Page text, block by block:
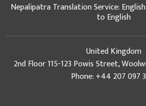
Nepalipatra Translation Service:
to English
United Kingdom
2nd Floor 115-123 Powis Street,
Phone: +44 207 097